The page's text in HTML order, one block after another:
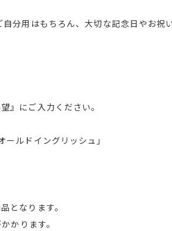
分用はもちろん、大切な記念日やお祝
』にご入力ください。
ルドイングリッシュ」
となります。
かります。